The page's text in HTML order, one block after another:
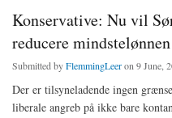
Konservative: Nu vil
reducere
Submitted byFlemmingLeeron 9 June,
Der er tilsyneladende ingen
liberale angreb på ikke bare